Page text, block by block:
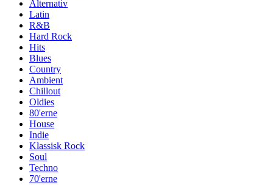
Alternativ
Latin
R&B
Hard Rock
Hits
Blues
Country
Ambient
Chillout
Oldies
80'erne
House
Indie
Klassisk Rock
Soul
Techno
70'erne